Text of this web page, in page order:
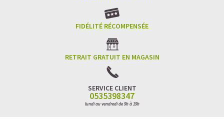
FIDÉLITÉ RÉCOMPENSÉE
RETRAIT GRATUIT EN MAGASIN
SERVICE CLIENT
0535398347
lundi au vendredi de 9h à 19h